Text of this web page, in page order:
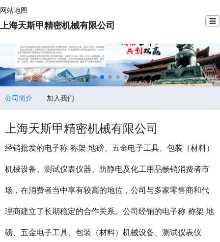
网站地图
上海天斯甲精密机械有限公司 ☰
公司简介 加入我们
上海天斯甲精密机械有限公司
经销批发的电子称 称架 地磅、五金电子工具、包装（材料）
机械设备、测试仪表仪器、防静电及化工用品畅销消费者市
场，在消费者当中享有较高的地位，公司与多家零售商和代
理商建立了长期稳定的合作关系。公司经销的电子称 称架 地
磅、五金电子工具、包装（材料）机械设备、测试仪表仪